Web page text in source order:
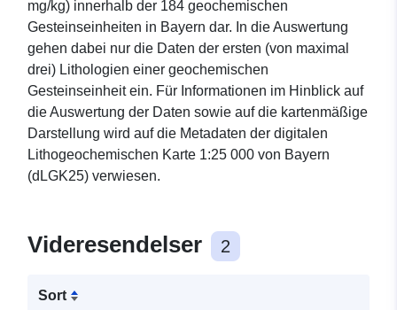
mg/kg) innerhalb der 184 geochemischen
Gesteinseinheiten in Bayern dar. In die Auswertung
gehen dabei nur die Daten der ersten (von maximal
drei) Lithologien einer geochemischen
Gesteinseinheit ein. Für Informationen im Hinblick auf
die Auswertung der Daten sowie auf die kartenmäßige
Darstellung wird auf die Metadaten der digitalen
Lithogeochemischen Karte 1:25 000 von Bayern
(dLGK25) verwiesen.
Videresendelser 2
Sort